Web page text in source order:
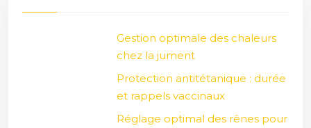
Gestion optimale des chaleurs
chez la jument
Protection antitétanique : durée
et rappels vaccinaux
Réglage optimal des rênes pour